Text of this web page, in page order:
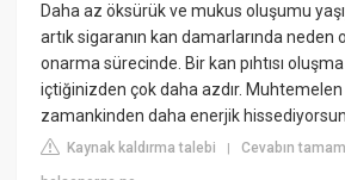
Daha az öksürük ve mukus oluşumu
artık sigaranın kan damarlarında neden
onarma sürecinde. Bir kan pıhtısı
içtiğinizden çok daha azdır.
zamankinden daha enerjik
Kaynak kaldırma talebi |Cevabın